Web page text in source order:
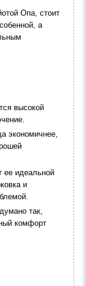
Опа, стоит
а
высокой
экономичнее,
ее идеальной
и
так,
комфорт